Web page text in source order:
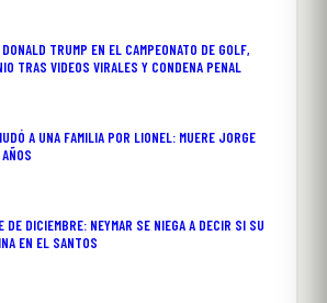
TRUMP EN EL CAMPEONATO DE GOLF,
TRAS VIDEOS VIRALES Y CONDENA PENAL
A UNA FAMILIA POR LIONEL: MUERE JORGE
DE DICIEMBRE: NEYMAR SE NIEGA A DECIR SI SU
EN EL SANTOS